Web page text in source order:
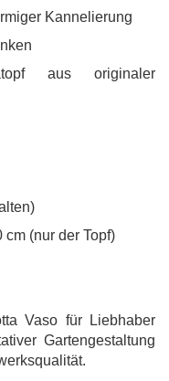
Kannelierung
aus originaler
cm (nur der Topf)
Vaso für Liebhaber
Gartengestaltung